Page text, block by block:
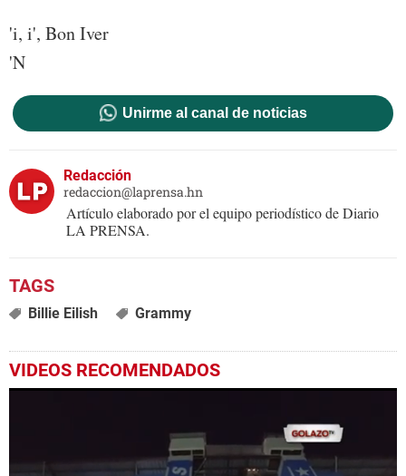
'i, i', Bon Iver
'N
Unirme al canal de noticias
Redacción
redaccion@laprensa.hn
Artículo elaborado por el equipo periodístico de Diario
LA PRENSA.
Billie Eilish Grammy
VIDEOS RECOMENDADOS